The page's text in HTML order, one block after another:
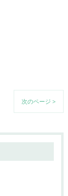
次のページ >